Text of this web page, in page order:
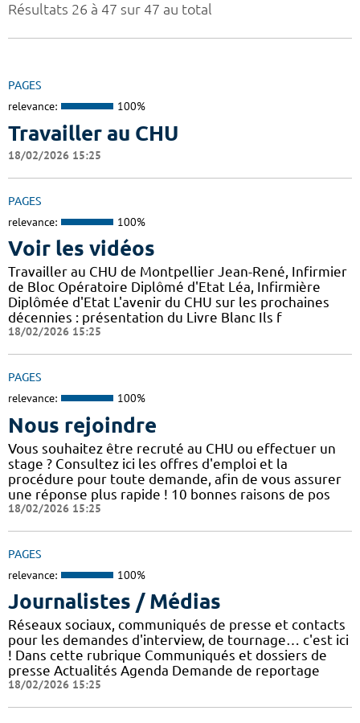
Résultats 26 à 47 sur 47 au total
PAGES
relevance: 100%
Travailler au CHU
18/02/2026 15:25
PAGES
relevance: 100%
Voir les vidéos
Travailler au CHU de Montpellier Jean-René, Infirmier
de Bloc Opératoire Diplômé d'Etat Léa, Infirmière
Diplômée d'Etat L'avenir du CHU sur les prochaines
décennies : présentation du Livre Blanc Ils f
18/02/2026 15:25
PAGES
relevance: 100%
Nous rejoindre
Vous souhaitez être recruté au CHU ou effectuer un
stage ? Consultez ici les offres d'emploi et la
procédure pour toute demande, afin de vous assurer
une réponse plus rapide ! 10 bonnes raisons de pos
18/02/2026 15:25
PAGES
relevance: 100%
Journalistes / Médias
Réseaux sociaux, communiqués de presse et contacts
pour les demandes d'interview, de tournage… c'est ici
! Dans cette rubrique Communiqués et dossiers de
presse Actualités Agenda Demande de reportage
18/02/2026 15:25